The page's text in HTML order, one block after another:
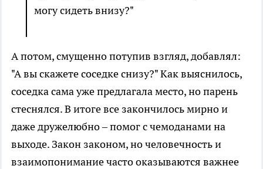
могу сидеть внизу?"
А потом, смущенно потупив взгляд, добавлял:
"А вы скажете соседке снизу?" Как выяснилось,
соседка сама уже предлагала место, но парень
стеснялся. В итоге все закончилось мирно и
даже дружелюбно – помог с чемоданами на
выходе. Закон законом, но человечность и
взаимопонимание часто оказываются важнее